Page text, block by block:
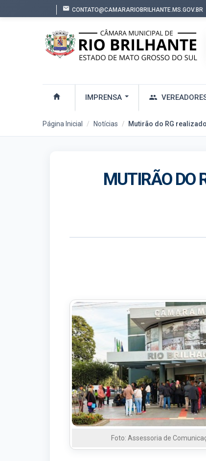
CONTATO@CAMARARIOBRILHANTE.MS.GOV.BR
IMPRENSA
Página Inicial Notícias Mutirão do RG
MUTIRÃO DO
Foto: Assessoria de